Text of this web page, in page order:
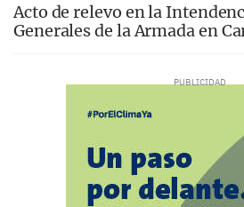
Acto de relevo en la
Generales de la Armada en